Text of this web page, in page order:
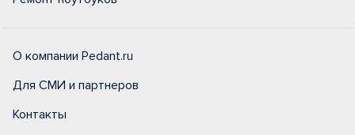
О компании Pedant.ru
Для СМИ и партнеров
Контакты